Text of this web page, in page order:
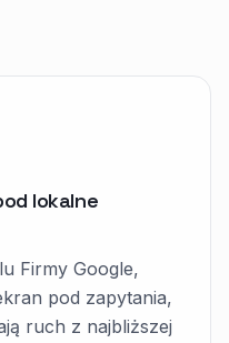
lokalne
Firmy Google,
pod zapytania,
ruch z najbliższej